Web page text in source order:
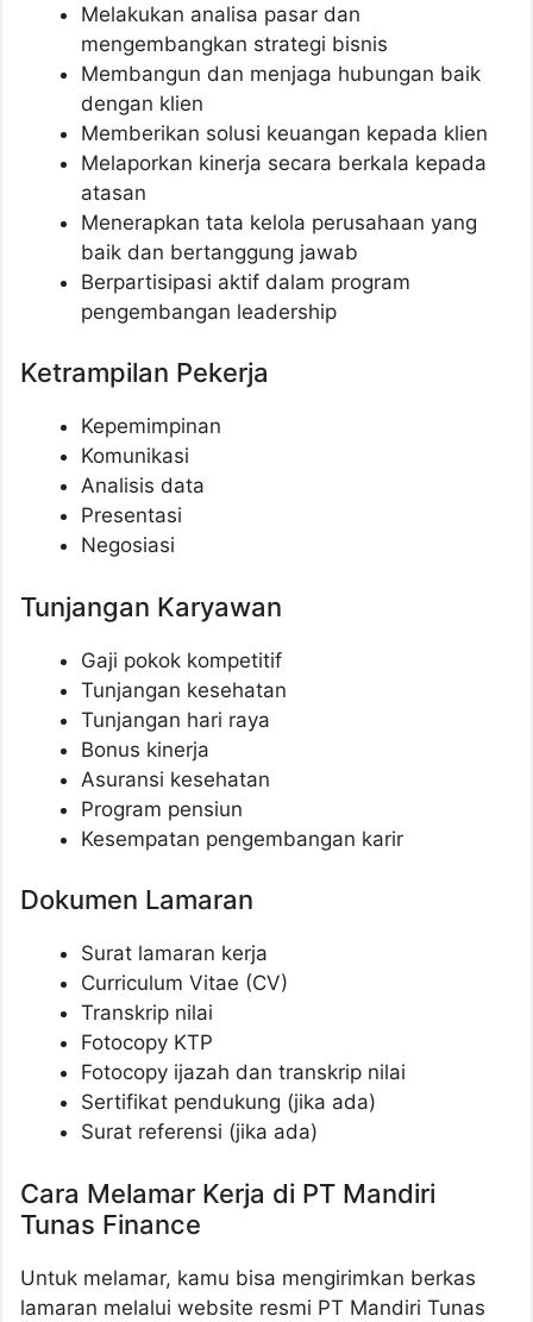
Melakukan analisa pasar dan
mengembangkan strategi bisnis
Membangun dan menjaga hubungan baik
dengan klien
Memberikan solusi keuangan kepada klien
Melaporkan kinerja secara berkala kepada
atasan
Menerapkan tata kelola perusahaan yang
baik dan bertanggung jawab
Berpartisipasi aktif dalam program
pengembangan leadership
Ketrampilan Pekerja
Kepemimpinan
Komunikasi
Analisis data
Presentasi
Negosiasi
Tunjangan Karyawan
Gaji pokok kompetitif
Tunjangan kesehatan
Tunjangan hari raya
Bonus kinerja
Asuransi kesehatan
Program pensiun
Kesempatan pengembangan karir
Dokumen Lamaran
Surat lamaran kerja
Curriculum Vitae (CV)
Transkrip nilai
Fotocopy KTP
Fotocopy ijazah dan transkrip nilai
Sertifikat pendukung (jika ada)
Surat referensi (jika ada)
Cara Melamar Kerja di PT Mandiri
Tunas Finance
Untuk melamar, kamu bisa mengirimkan berkas
lamaran melalui website resmi PT Mandiri Tunas